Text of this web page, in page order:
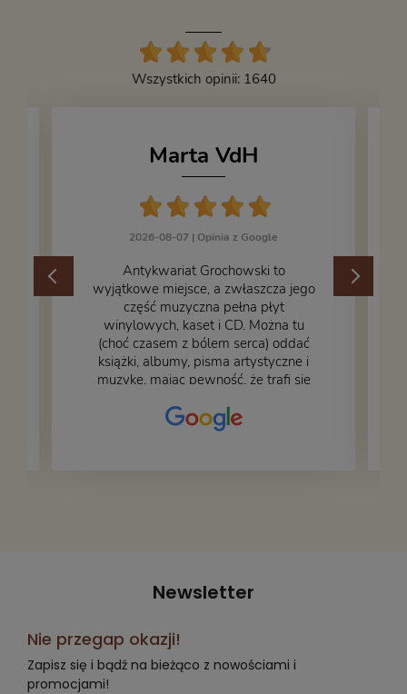
Wszystkich opinii: 1640
Marta VdH
2026-08-07 | Opinia z Google
​Antykwariat Grochowski to
wyjątkowe miejsce, a zwłaszcza jego
część muzyczna pełna płyt
winylowych, kaset i CD. Można tu
(choć czasem z bólem serca) oddać
książki, albumy, pisma artystyczne i
muzykę, mając pewność, że trafi się
– nasze książki w trakcie
przepakowywania. Część oddaliśmy
Newsletter
Nie przegap okazji!
Zapisz się i bądź na bieżąco z nowościami i
promocjami!